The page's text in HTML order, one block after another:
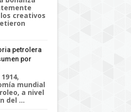
creativos
petrolera
por
mundial
a nivel
del ...